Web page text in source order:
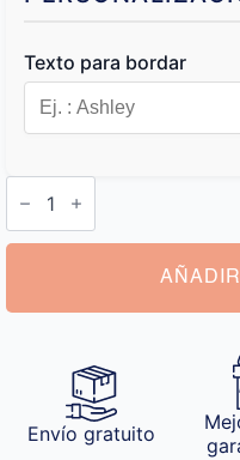
Texto para bordar
Neceser
Personalizado
Regalo
cantidad
Envío gratuito